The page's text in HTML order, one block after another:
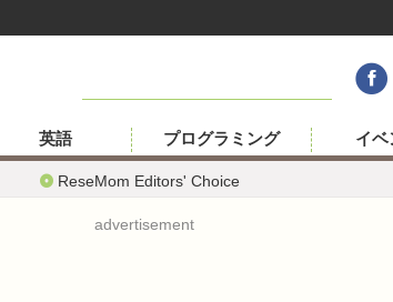
ReseMom Editors' Choice
英語 プログラミング イベ
advertisement